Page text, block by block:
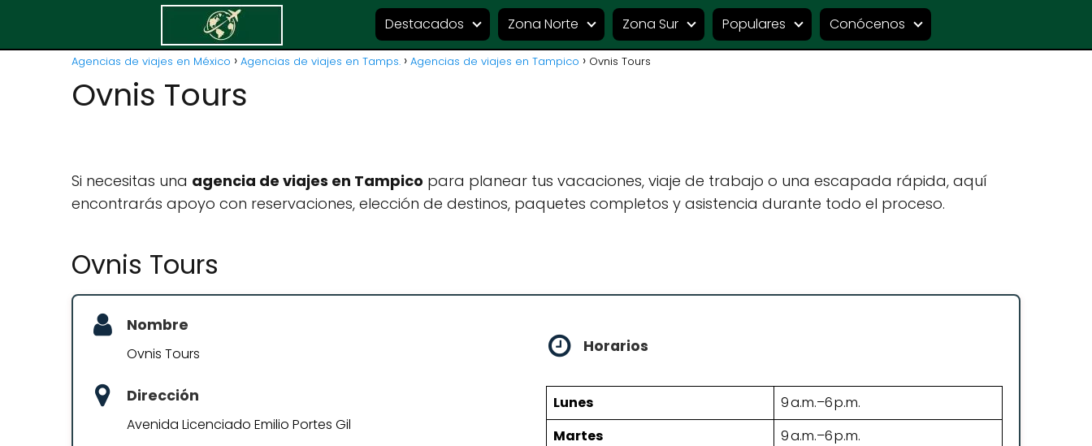
Destacados Zona Norte Zona Sur Populares Conócenos
Agencias de viajes en México Agencias de viajes en Tamps. Agencias de viajes en Tampico Ovnis Tours
Ovnis Tours
Si necesitas una agencia de viajes en Tampico para planear tus vacaciones, viaje de trabajo o una escapada rápida, aquí
encontrarás apoyo con reservaciones, elección de destinos, paquetes completos y asistencia durante todo el proceso.
Ovnis Tours
Nombre
Ovnis Tours
Dirección
Avenida Licenciado Emilio Portes Gil
Horarios
Lunes
9 a.m.–6 p.m.
Martes
9 a.m.–6 p.m.